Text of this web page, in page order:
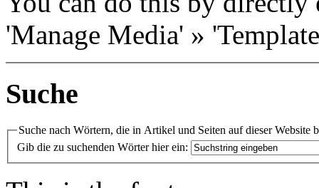
'Manage Media' »
Suche
Suche nach Wörtern, die in Artikel und Seiten auf dieser Website
Gib die zu suchenden Wörter hier ein: